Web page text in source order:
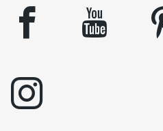
facebook youtube
instagram